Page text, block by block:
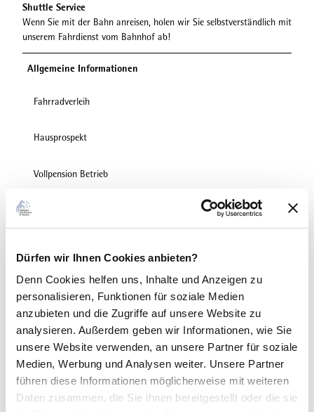
Dürfen wir Ihnen Cookies anbieten?
Denn Cookies helfen uns, Inhalte und Anzeigen zu
personalisieren, Funktionen für soziale Medien
anzubieten und die Zugriffe auf unsere Website zu
analysieren. Außerdem geben wir Informationen, wie Sie
unsere Website verwenden, an unsere Partner für soziale
Medien, Werbung und Analysen weiter. Unsere Partner
führen diese Informationen möglicherweise mit weiteren
Daten zusammen, die Sie ihnen bereitgestellt oder die sie
Shuttle Service
Wenn Sie mit der Bahn anreisen, holen wir Sie selbstverständlich mit
unserem Fahrdienst vom Bahnhof ab!
Allgemeine Informationen
Fahrradverleih
Hausprospekt
Vollpension Betrieb
Kurmöglichkeit
Vegetarische Kost
Cafe im Haus